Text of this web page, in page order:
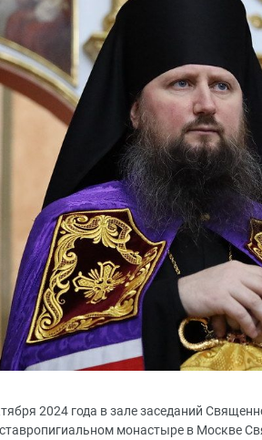
2024 года в зале заседаний
монастыре в Москве